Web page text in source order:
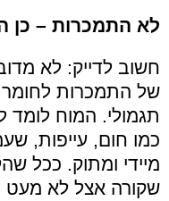
לא התמכרות – כן
חשוב לדייק: לא
של התמכרות לחומר
תגמולי. המוח לומד
כמו חום, עייפות,
מיידי ומתוק. ככל
שקורה אצל לא מעט